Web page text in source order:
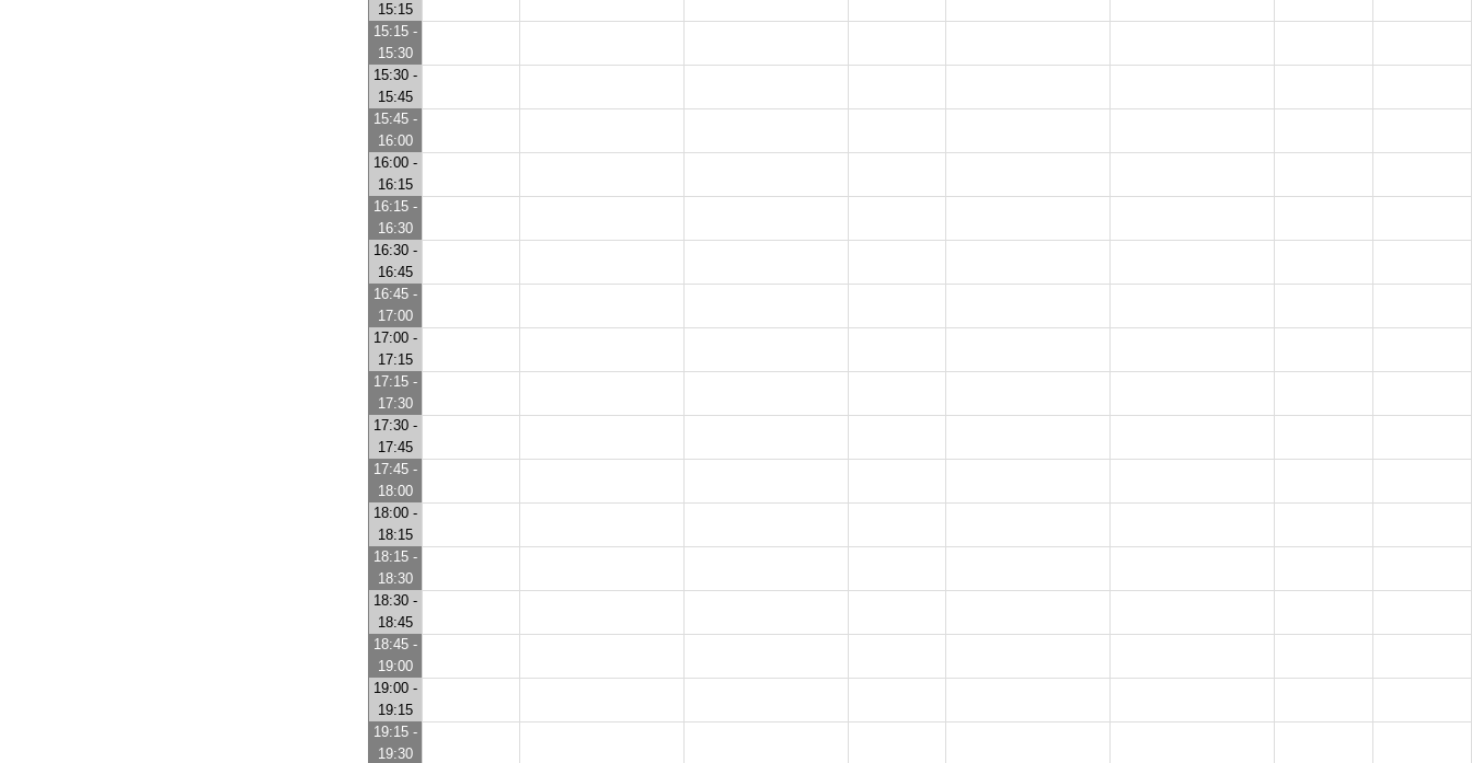
15:15
15:15 -
15:30
15:30 -
15:45
15:45 -
16:00
16:00 -
16:15
16:15 -
16:30
16:30 -
16:45
16:45 -
17:00
17:00 -
17:15
17:15 -
17:30
17:30 -
17:45
17:45 -
18:00
18:00 -
18:15
18:15 -
18:30
18:30 -
18:45
18:45 -
19:00
19:00 -
19:15
19:15 -
19:30